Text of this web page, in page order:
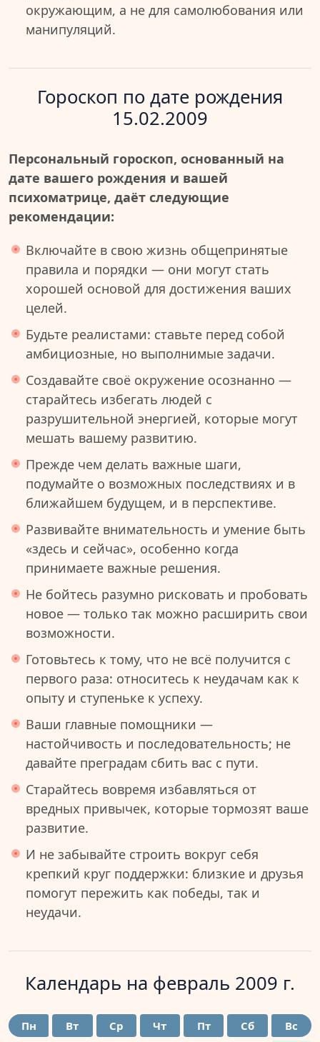
окружающим, а не для самолюбования или
манипуляций.
Гороскоп по дате рождения
15.02.2009
Персональный гороскоп, основанный на
дате вашего рождения и вашей
психоматрице, даёт следующие
рекомендации:
Включайте в свою жизнь общепринятые
правила и порядки — они могут стать
хорошей основой для достижения ваших
целей.
Будьте реалистами: ставьте перед собой
амбициозные, но выполнимые задачи.
Создавайте своё окружение осознанно —
старайтесь избегать людей с
разрушительной энергией, которые могут
мешать вашему развитию.
Прежде чем делать важные шаги,
подумайте о возможных последствиях и в
ближайшем будущем, и в перспективе.
Развивайте внимательность и умение быть
«здесь и сейчас», особенно когда
принимаете важные решения.
Не бойтесь разумно рисковать и пробовать
новое — только так можно расширить свои
возможности.
Готовьтесь к тому, что не всё получится с
первого раза: относитесь к неудачам как к
опыту и ступеньке к успеху.
Ваши главные помощники —
настойчивость и последовательность; не
давайте преградам сбить вас с пути.
Старайтесь вовремя избавляться от
вредных привычек, которые тормозят ваше
развитие.
И не забывайте строить вокруг себя
крепкий круг поддержки: близкие и друзья
помогут пережить как победы, так и
неудачи.
Календарь на февраль 2009 г.
Пн Вт Ср Чт Пт Сб Вс